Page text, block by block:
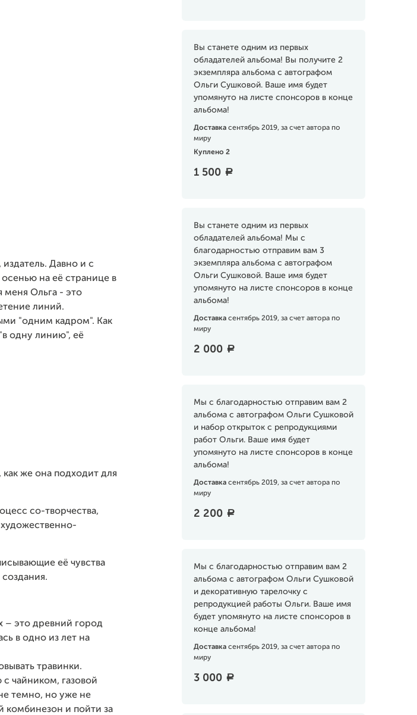
Вы станете одним из первых
обладателей альбома! Вы получите 2
экземпляра альбома с автографом
Ольги Сушковой. Ваше имя будет
упомянуто на листе спонсоров в конце
альбома!
Доставка сентябрь 2019, за счет автора по
миру
Куплено 2
1 500 a
Вы станете одним из первых
обладателей альбома! Мы с
благодарностью отправим вам 3
экземпляра альбома с автографом
Ольги Сушковой. Ваше имя будет
упомянуто на листе спонсоров в конце
альбома!
Доставка сентябрь 2019, за счет автора по
миру
2 000 a
Мы с благодарностью отправим вам 2
альбома с автографом Ольги Сушковой
и набор открыток с репродукциями
работ Ольги. Ваше имя будет
упомянуто на листе спонсоров в конце
альбома!
Доставка сентябрь 2019, за счет автора по
миру
2 200 a
Мы с благодарностью отправим вам 2
альбома с автографом Ольги Сушковой
и декоративную тарелочку с
репродукцией работы Ольги. Ваше имя
будет упомянуто на листе спонсоров в
конце альбома!
Доставка сентябрь 2019, за счет автора по
миру
3 000 a
Давно и с
на её странице в
меня Ольга - это
линий.
"одним кадром". Как
одну линию", её
же она подходит для
со-творчества,
её чувства
– это древний город
в одно из лет на
травинки.
чайником, газовой
темно, но уже не
комбинезон и пойти за